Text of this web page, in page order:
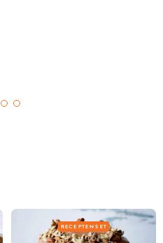
RECEPTENSET